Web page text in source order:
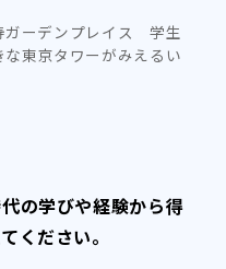
ガーデンプレイス 学生
東京タワーがみえるい
の学びや経験から得
ください。